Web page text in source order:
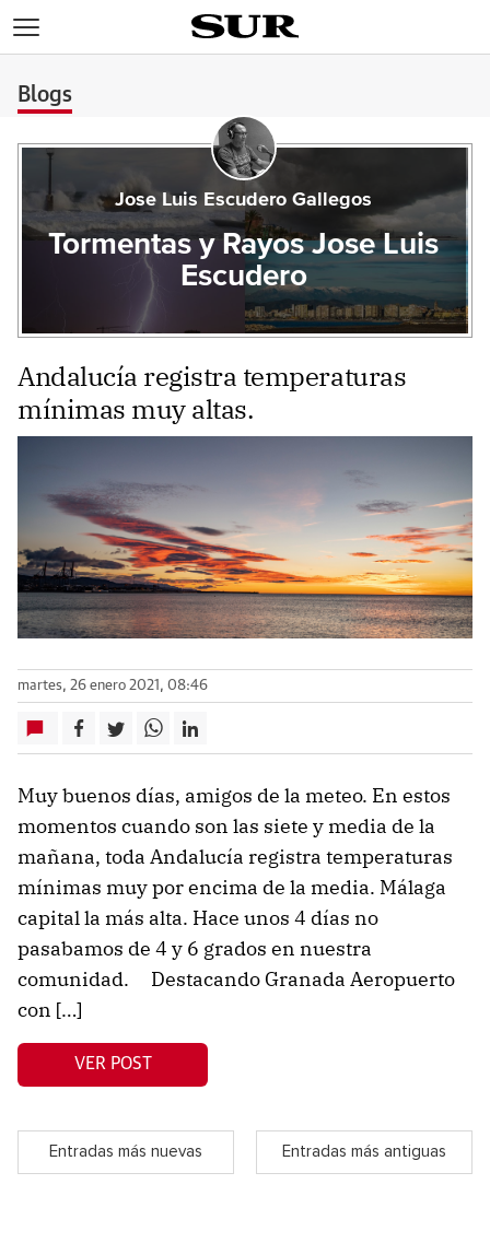
Blogs
Jose Luis Escudero Gallegos
Tormentas y Rayos Jose Luis
Escudero
Andalucía registra temperaturas
mínimas muy altas.
martes, 26 enero 2021, 08:46
Muy buenos días, amigos de la meteo. En estos
momentos cuando son las siete y media de la
mañana, toda Andalucía registra temperaturas
mínimas muy por encima de la media. Málaga
capital la más alta. Hace unos 4 días no
pasabamos de 4 y 6 grados en nuestra
comunidad. Destacando Granada Aeropuerto
con […]
VER POST
Entradas más nuevas Entradas más antiguas